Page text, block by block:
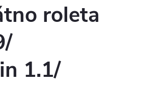
roleta
1.1/